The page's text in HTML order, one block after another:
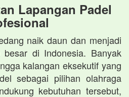
Lapangan Padel
naik daun dan menjadi
di Indonesia. Banyak
kalangan eksekutif yang
sebagai pilihan olahraga
kebutuhan tersebut,